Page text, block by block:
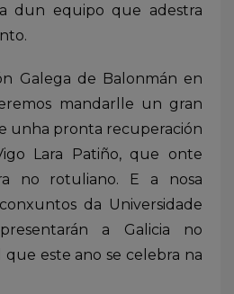
dun equipo que adestra
Galega de Balonmán en
mandarlle un gran
unha pronta recuperación
Lara Patiño, que onte
no rotuliano. E a nosa
da Universidade
a Galicia no
este ano se celebra na